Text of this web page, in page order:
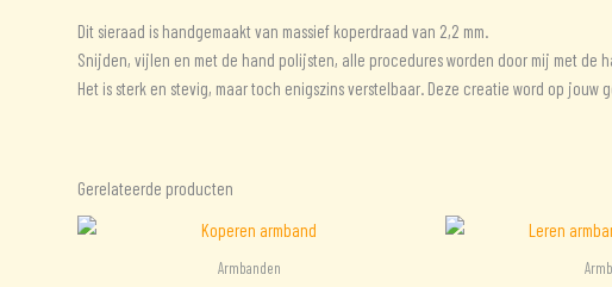
Dit sieraad is handgemaakt van massief koperdraad van 2,2 mm.
Snijden, vijlen en met de hand polijsten, alle procedures worden door mij met
Het is sterk en stevig, maar toch enigszins verstelbaar. Deze creatie word op
Gerelateerde producten
Armbanden